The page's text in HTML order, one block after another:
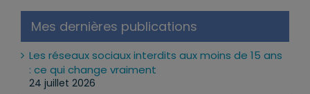
Mes dernières publications
Les réseaux sociaux interdits aux moins de 15 ans
: ce qui change vraiment
24 juillet 2026